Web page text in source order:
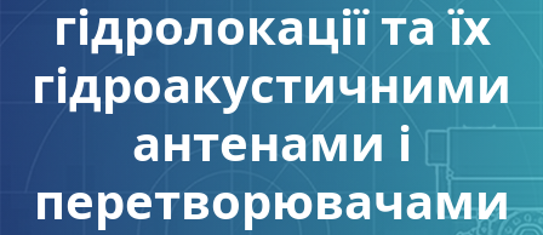
гідролокації та їх
гідроакустичними
антенами і
перетворювачами